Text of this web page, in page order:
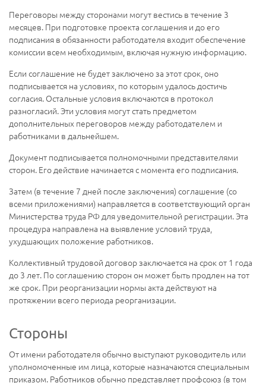
Переговоры между сторонами могут вестись в течение 3
месяцев. При подготовке проекта соглашения и до его
подписания в обязанности работодателя входит обеспечение
комиссии всем необходимым, включая нужную информацию.
Если соглашение не будет заключено за этот срок, оно
подписывается на условиях, по которым удалось достичь
согласия. Остальные условия включаются в протокол
разногласий. Эти условия могут стать предметом
дополнительных переговоров между работодателем и
работниками в дальнейшем.
Документ подписывается полномочными представителями
сторон. Его действие начинается с момента его подписания.
Затем (в течение 7 дней после заключения) соглашение (со
всеми приложениями) направляется в соответствующий орган
Министерства труда РФ для уведомительной регистрации. Эта
процедура направлена на выявление условий труда,
ухудшающих положение работников.
Коллективный трудовой договор заключается на срок от 1 года
до 3 лет. По соглашению сторон он может быть продлен на тот
же срок. При реорганизации нормы акта действуют на
протяжении всего периода реорганизации.
Стороны
От имени работодателя обычно выступают руководитель или
уполномоченные им лица, которые назначаются специальным
приказом. Работников обычно представляет профсоюз (в том